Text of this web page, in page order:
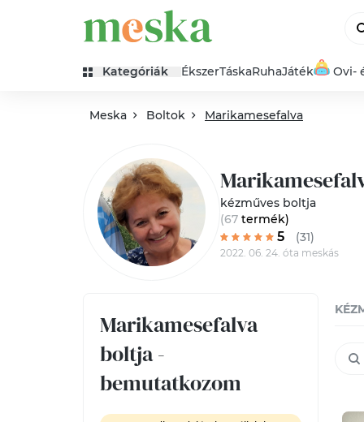
Kategóriák ÉkszerTáskaRuhaJáték Ovi-
Meska Boltok Marikamesefalva
kézműves boltja
(67 termék)
5 (31)
2022. 06. 24. óta meskás
Marikamesefalva
boltja -
bemutatkozom